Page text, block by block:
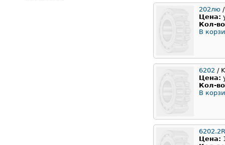
202лю
Цена:
Кол-
В
6202 /
Цена:
Кол-
В
Цена: